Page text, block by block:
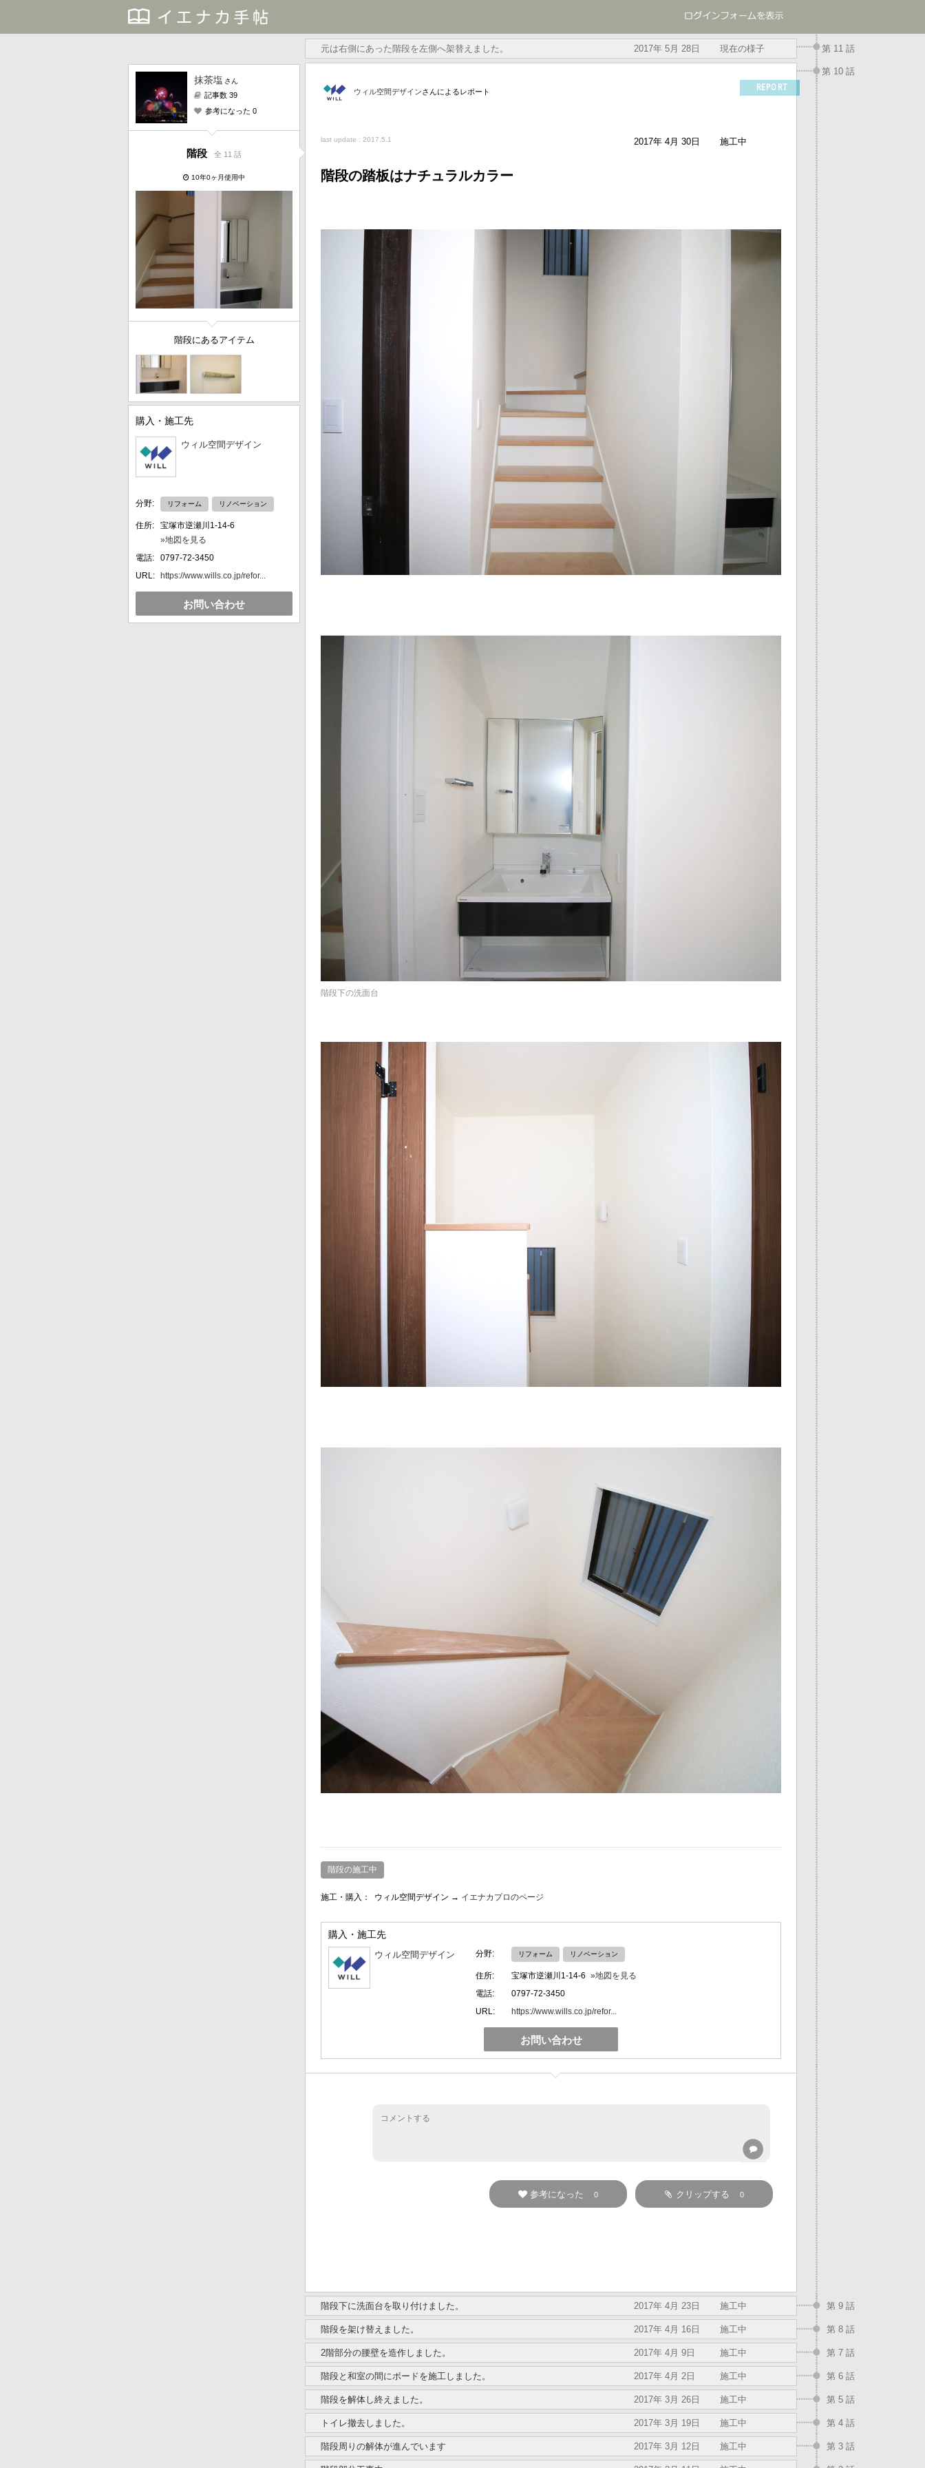
抹茶塩 さん
記事数 39
参考になった 0
階段 全 11 話
10年0ヶ月使用中
階段にあるアイテム
購入・施工先
ウィル空間デザイン
分野: リフォーム リノベーション
住所:
宝塚市逆瀬川1-14-6
»地図を見る
電話:
0797-72-3450
URL:
https://www.wills.co.jp/refor...
お問い合わせ
第 11 話
元は右側にあった階段を左側へ架替えました。 2017年 5月 28日 現在の様子
第 10 話
ウィル空間デザインさんによるレポート REPORT
last update : 2017.5.1 2017年 4月 30日 施工中
階段の踏板はナチュラルカラー
階段下の洗面台
階段の施工中
施工・購入： ウィル空間デザイン → イエナカプロのページ
購入・施工先
ウィル空間デザイン 分野: リフォーム リノベーション
住所: 宝塚市逆瀬川1-14-6 »地図を見る
電話:
0797-72-3450
URL:
https://www.wills.co.jp/refor...
お問い合わせ
クリップする 0
参考になった 0
第 9 話
階段下に洗面台を取り付けました。 2017年 4月 23日 施工中
第 8 話
階段を架け替えました。 2017年 4月 16日 施工中
第 7 話
2階部分の腰壁を造作しました。 2017年 4月 9日 施工中
第 6 話
階段と和室の間にボードを施工しました。 2017年 4月 2日 施工中
第 5 話
階段を解体し終えました。 2017年 3月 26日 施工中
第 4 話
トイレ撤去しました。 2017年 3月 19日 施工中
第 3 話
階段周りの解体が進んでいます 2017年 3月 12日 施工中